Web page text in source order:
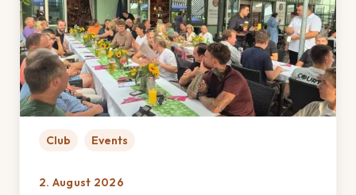
Club Events
2. August 2026